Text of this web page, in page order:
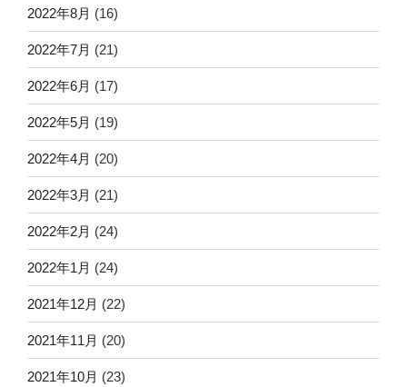
2022年8月 (16)
2022年7月 (21)
2022年6月 (17)
2022年5月 (19)
2022年4月 (20)
2022年3月 (21)
2022年2月 (24)
2022年1月 (24)
2021年12月 (22)
2021年11月 (20)
2021年10月 (23)